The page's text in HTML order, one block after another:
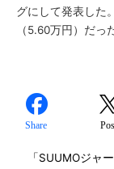
グにして発表した
（5.60万円）だっ
Share
「SUUMOジャ